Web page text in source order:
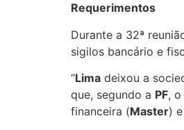
Requerimentos
Durante a 32ª
sigilos bancário e
“Lima deixou a
que, segundo a PF,
financeira (Master)